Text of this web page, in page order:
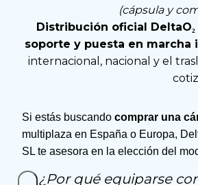
(cápsula y
Distribución oficial
soporte y puesta en marcha
internacional, nacional y el
Si estás buscando comprar una
multiplaza en España o Europa,
SL te asesora en la elección del
¿Por qué equiparse